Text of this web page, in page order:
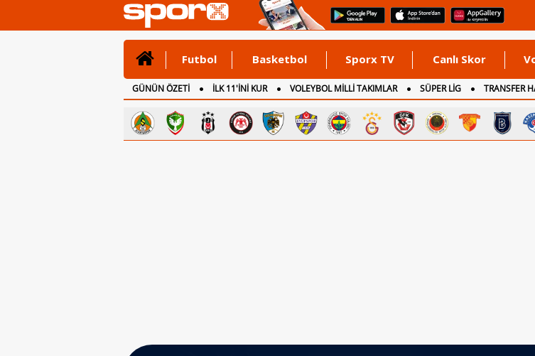
Futbol Basketbol Sporx TV Canlı Skor
GÜNÜN ÖZETİ İLK 11'İNİ KUR VOLEYBOL MİLLİ TAKIMLAR SÜPER LİG TRANSFER
CANLI ANLATIM
İNGİLTERE